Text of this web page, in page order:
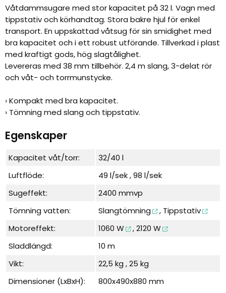
Våtdammsugare med stor kapacitet på 32 l. Vagn med
tippstativ och körhandtag. Stora bakre hjul för enkel
transport. En uppskattad våtsug för sin smidighet med
bra kapacitet och i ett robust utförande. Tillverkad i plast
med kraftigt gods, hög slagtålighet.
Levereras med 38 mm tillbehör. 2,4 m slang, 3-delat rör
och våt- och torrmunstycke.
› Kompakt med bra kapacitet.
› Tömning med slang och tippstativ.
Egenskaper
Kapacitet våt/torr:
32/40 l
Luftflöde:
49 l/sek , 98 l/sek
Sugeffekt:
2400 mmvp
Tömning vatten:
Slangtömning , Tippstativ
Motoreffekt:
1060 W ,2120 W
Sladdlängd:
10 m
Vikt:
22,5 kg , 25 kg
Dimensioner (LxBxH):
800x490x880 mm